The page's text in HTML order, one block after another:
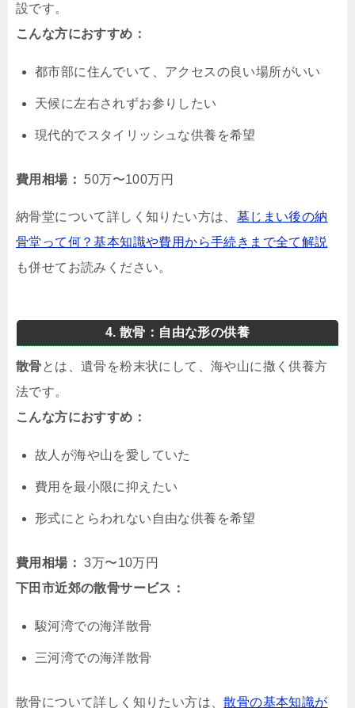
設です。
こんな方におすすめ：
都市部に住んでいて、アクセスの良い場所がいい
天候に左右されずお参りしたい
現代的でスタイリッシュな供養を希望
費用相場： 50万〜100万円
納骨堂について詳しく知りたい方は、 墓じまい後の納
骨堂って何？基本知識や費用から手続きまで全て解説
も併せてお読みください。
4. 散骨：自由な形の供養
散骨とは、遺骨を粉末状にして、海や山に撒く供養方
法です。
こんな方におすすめ：
故人が海や山を愛していた
費用を最小限に抑えたい
形式にとらわれない自由な供養を希望
費用相場： 3万〜10万円
下田市近郊の散骨サービス：
駿河湾での海洋散骨
三河湾での海洋散骨
散骨について詳しく知りたい方は、散骨の基本知識が